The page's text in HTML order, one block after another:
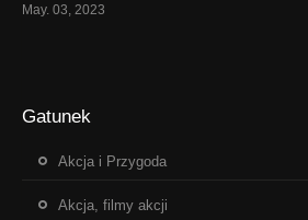
May. 03, 2023
Gatunek
Akcja i Przygoda
Akcja, filmy akcji